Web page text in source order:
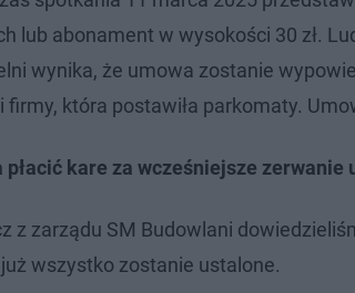
lub abonament w wysokości 30 zł.
wynika, że umowa zostanie
która postawiła parkomaty.
płacić kare za wcześniejsze zerwanie
z zarządu SM Budowlani
wszystko zostanie ustalone.